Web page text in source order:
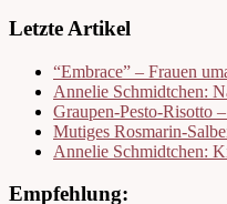
Letzte Artikel
“Embrace” – Frauen
Annelie Schmidtchen:
Graupen-Pesto-Risotto
Mutiges Rosmarin-
Annelie Schmidtchen:
Empfehlung: